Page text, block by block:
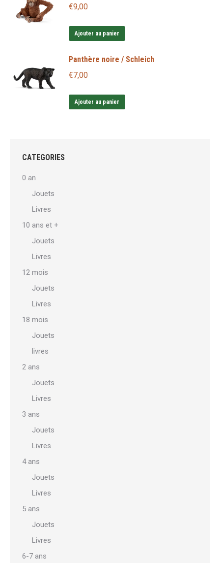
€9,00
Ajouter au panier
Panthère noire / Schleich
€7,00
Ajouter au panier
CATEGORIES
0 an
Jouets
Livres
10 ans et +
Jouets
Livres
12 mois
Jouets
Livres
18 mois
Jouets
livres
2 ans
Jouets
Livres
3 ans
Jouets
Livres
4 ans
Jouets
Livres
5 ans
Jouets
Livres
6-7 ans